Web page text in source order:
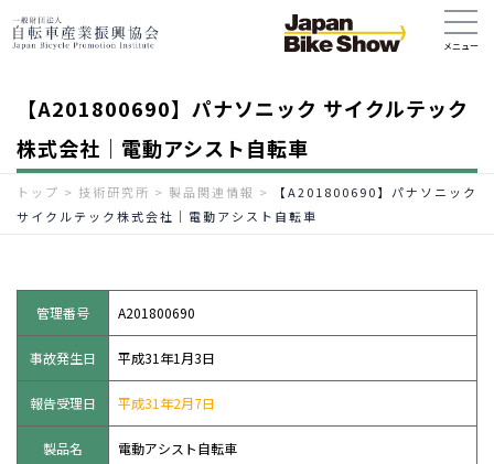
【A201800690】パナソニック サイクルテック
株式会社｜電動アシスト自転車
トップ > 技術研究所 > 製品関連情報 >
【A201800690】パナソニック
サイクルテック株式会社｜電動アシスト自転車
管理番号 A201800690
事故発生日 平成31年1月3日
報告受理日 平成31年2月7日
製品名 電動アシスト自転車